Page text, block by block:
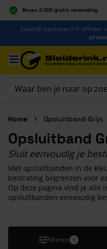
Boven 2.000 gratis verzending
Al 40 jaar dé specialist
Alles onder één dak
Ga naar de inhoud
Zakelijk bestellen? Profiteer
Ga naar hoofdinhoud
Home Opsluitband Grijs
Opsluitband
Sluit eenvoudig je
Met opsluitbanden in de
bestrating begrenzen voor
Op deze pagina vind je alle
opsluitbanden eenvoudig
Filteren 1